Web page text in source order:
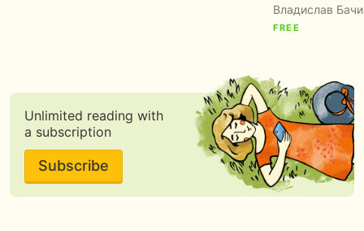
Владислав
FREE
Unlimited reading with
a subscription
Subscribe